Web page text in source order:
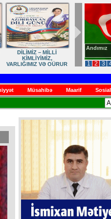
1 2 3
Andımız
DİLİMİZ – MİLLİ
KİMLİYİMİZ,
VARLIĞIMIZ VƏ QÜRUR
Müsahibə Maarif